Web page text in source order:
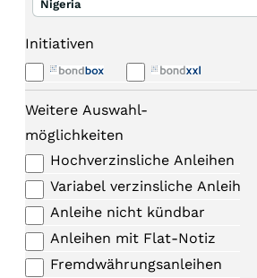
Nigeria
Initiativen
Weitere Auswahl-
möglichkeiten
Hochverzinsliche Anleihen
Variabel verzinsliche Anleihen
Anleihe nicht kündbar
Anleihen mit Flat-Notiz
Fremdwährungsanleihen